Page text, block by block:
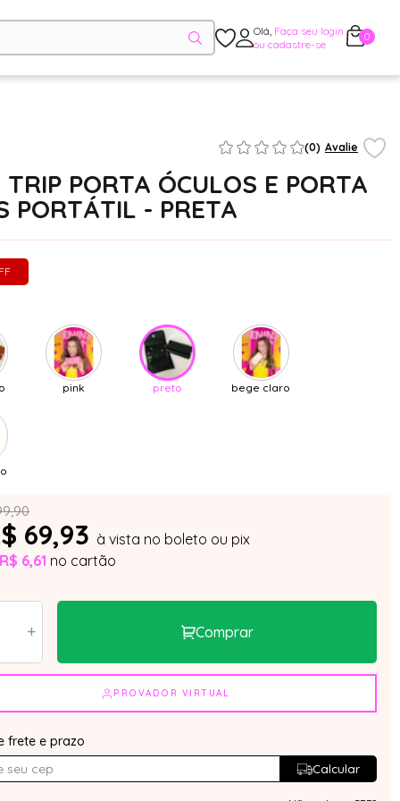
Olá, Faça seu login
ou cadastre-se
0
(0) Avalie
TRIP PORTA ÓCULOS E PORTA
PORTÁTIL - PRETA
pink preto bege claro
69,93 à vista no boleto ou pix
R$ 6,61 no cartão
+ Comprar
PROVADOR VIRTUAL
frete e prazo
Calcular